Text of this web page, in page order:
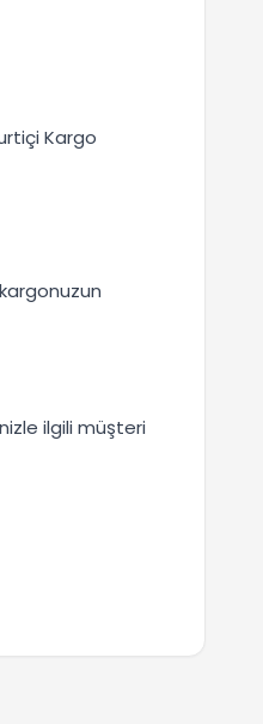
Kargo
ilgili müşteri